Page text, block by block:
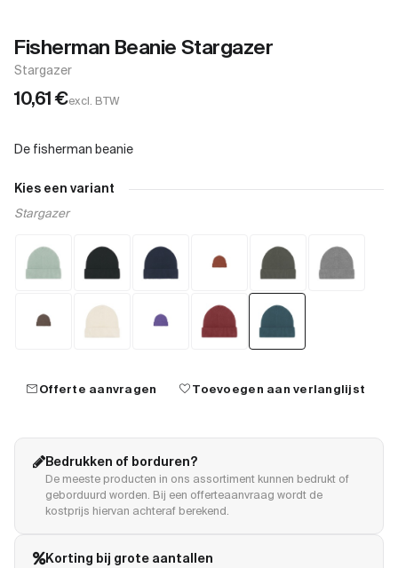
Fisherman Beanie Stargazer
Stargazer
10,61€excl. BTW
Kies een variant
Stargazer
mailOfferte aanvragen favoriteToevoegen aan verlanglijst
Bedrukken of borduren?
De meeste producten in ons assortiment kunnen bedrukt of
geborduurd worden. Bij een offerteaanvraag wordt de
kostprijs hiervan achteraf berekend.
Korting bij grote aantallen